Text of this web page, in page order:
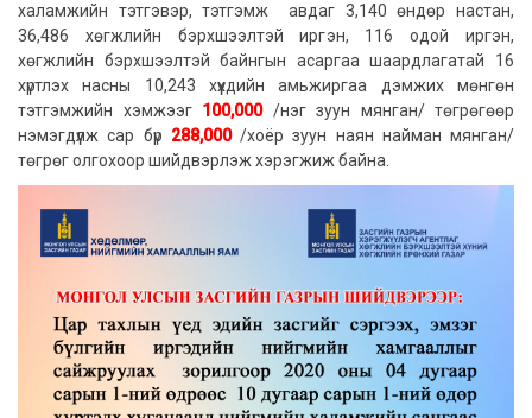
халамжийн тэтгэвэр, тэтгэмж авдаг 3,140 өндөр настан,
36,486 хөгжлийн бэрхшээлтэй иргэн, 116 одой иргэн,
хөгжлийн бэрхшээлтэй байнгын асаргаа шаардлагатай 16
хүртлэх насны 10,243 хүүхдийн амьжиргаа дэмжих мөнгөн
тэтгэмжийн хэмжээг 100,000/нэг зуун мянган/ төгрөгөөр
нэмэгдүүлж сар бүр 288,000/хоёр зуун наян найман мянган/
төгрөг олгохоор шийдвэрлэж хэрэгжиж байна.